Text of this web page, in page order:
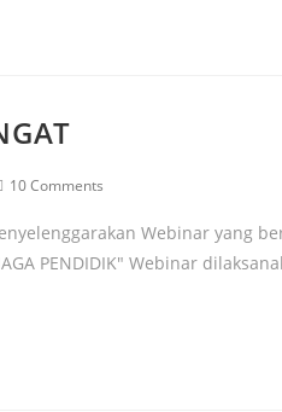
10 Comments
Webinar yang
PENDIDIK" Webinar